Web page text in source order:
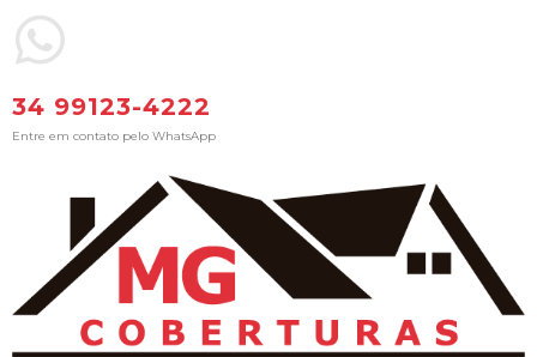
34 99123-4222
Entre em contato pelo WhatsApp